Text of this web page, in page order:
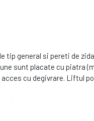
tip general si pereti de
sunt placate cu piatra
cu degivrare. Liftul
pentru fiecare